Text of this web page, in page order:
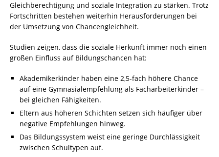
Gleichberechtigung und soziale Integration zu stärken. Trotz
Fortschritten bestehen weiterhin Herausforderungen bei
der Umsetzung von Chancengleichheit.
Studien zeigen, dass die soziale Herkunft immer noch einen
großen Einfluss auf Bildungschancen hat:
Akademikerkinder haben eine 2,5-fach höhere Chance
auf eine Gymnasialempfehlung als Facharbeiterkinder –
bei gleichen Fähigkeiten.
Eltern aus höheren Schichten setzen sich häufiger über
negative Empfehlungen hinweg.
Das Bildungssystem weist eine geringe Durchlässigkeit
zwischen Schultypen auf.